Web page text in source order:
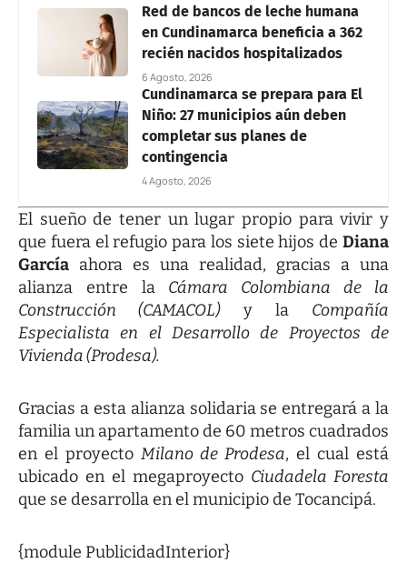
Red de bancos de leche humana
en Cundinamarca beneficia a 362
recién nacidos hospitalizados
6 Agosto, 2026
Cundinamarca se prepara para El
Niño: 27 municipios aún deben
completar sus planes de
contingencia
4 Agosto, 2026
El sueño de tener un lugar propio para vivir y
que fuera el refugio para los siete hijos de Diana
García ahora es una realidad, gracias a una
alianza entre la Cámara Colombiana de la
Construcción (CAMACOL)y la Compañía
Especialista en el Desarrollo de Proyectos de
Vivienda (Prodesa).
Gracias a esta alianza solidaria se entregará a la
familia un apartamento de 60 metros cuadrados
en el proyecto Milano de Prodesa, el cual está
ubicado en el megaproyecto Ciudadela Foresta
que se desarrolla en el municipio de Tocancipá.
{module PublicidadInterior}